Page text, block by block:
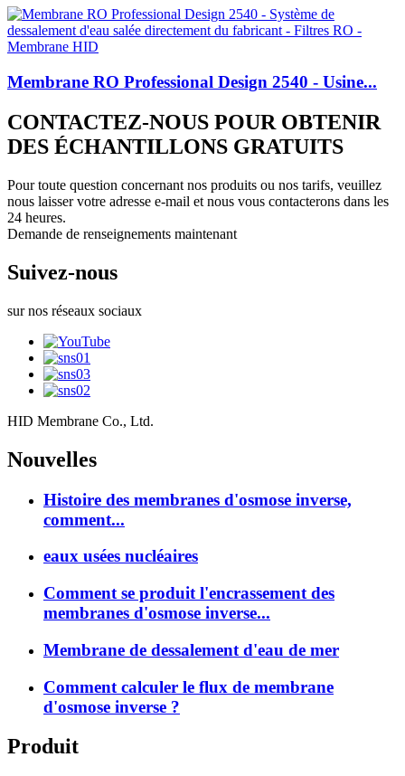
Membrane RO Professional Design 2540 - Usine...
CONTACTEZ-NOUS POUR OBTENIR
DES ÉCHANTILLONS GRATUITS
Pour toute question concernant nos produits ou nos tarifs, veuillez
nous laisser votre adresse e-mail et nous vous contacterons dans les
24 heures.
Demande de renseignements maintenant
Suivez-nous
sur nos réseaux sociaux
HID Membrane Co., Ltd.
Nouvelles
Histoire des membranes d'osmose inverse,
comment...
eaux usées nucléaires
Comment se produit l'encrassement des
membranes d'osmose inverse...
Membrane de dessalement d'eau de mer
Comment calculer le flux de membrane
d'osmose inverse ?
Produit